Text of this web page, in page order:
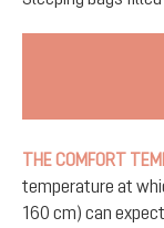
THE COMFORT
temperature at
160 cm) can